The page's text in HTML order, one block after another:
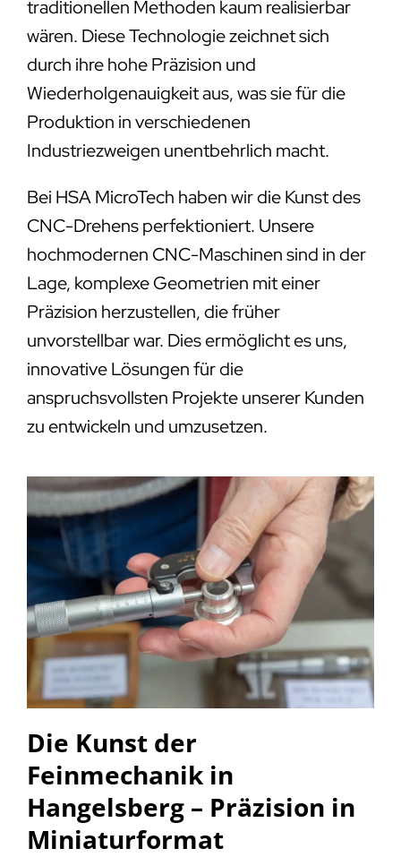
traditionellen Methoden kaum realisierbar
wären. Diese Technologie zeichnet sich
durch ihre hohe Präzision und
Wiederholgenauigkeit aus, was sie für die
Produktion in verschiedenen
Industriezweigen unentbehrlich macht.
Bei HSA MicroTech haben wir die Kunst des
CNC-Drehens perfektioniert. Unsere
hochmodernen CNC-Maschinen sind in der
Lage, komplexe Geometrien mit einer
Präzision herzustellen, die früher
unvorstellbar war. Dies ermöglicht es uns,
innovative Lösungen für die
anspruchsvollsten Projekte unserer Kunden
zu entwickeln und umzusetzen.
Die Kunst der
Feinmechanik in
Hangelsberg – Präzision in
Miniaturformat